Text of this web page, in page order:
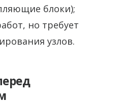
блоки);
но требует
узлов.